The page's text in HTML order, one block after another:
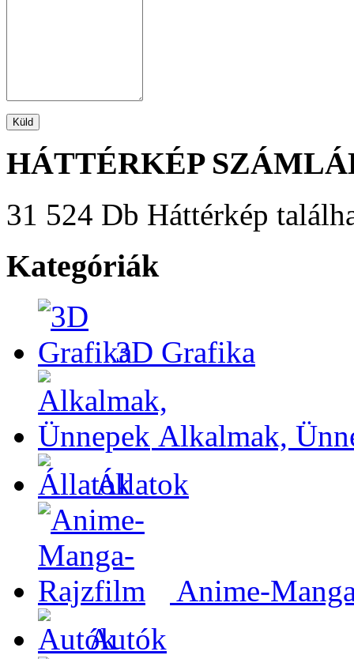
HÁTTÉRKÉP
31 524 Db Háttérkép
Kategóriák
3D Grafika
Alkalmak,
Állatok
Anime-
Autók